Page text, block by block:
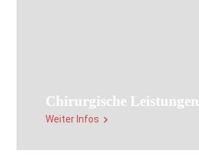
Chirurgische Leistungen
Weiter Infos